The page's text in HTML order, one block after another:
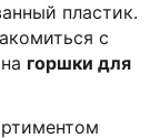
пластик.
с
на горшки для